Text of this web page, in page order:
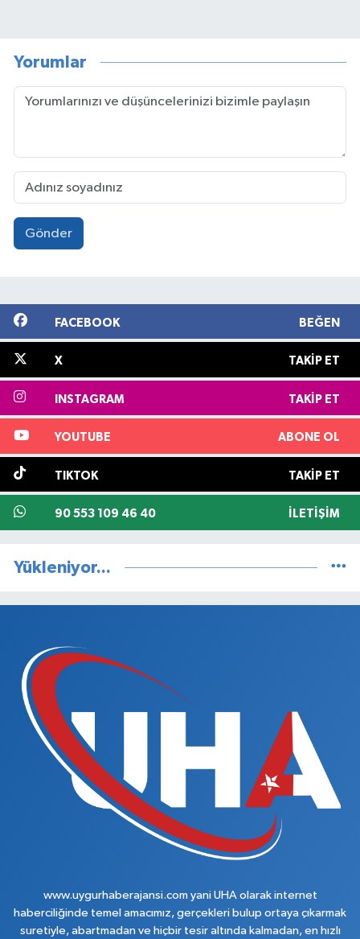
Yorumlar
Gönder
FACEBOOK BEĞEN
X TAKIP ET
INSTAGRAM TAKIP ET
YOUTUBE ABONE OL
TIKTOK TAKIP ET
90 553 109 46 40 İLETIŞIM
Yükleniyor...
www.uygurhaberajansi.com yani UHA olarak internet
haberciliğinde temel amacımız, gerçekleri bulup ortaya çıkarmak
suretiyle, abartmadan ve hiçbir tesir altında kalmadan, en hızlı